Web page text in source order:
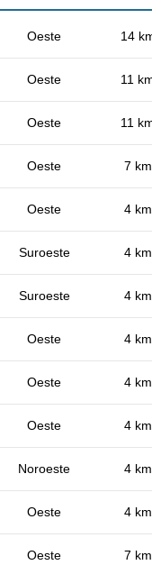
Oeste 14
Oeste 11
Oeste 11
Oeste 7
Oeste 4
Suroeste 4
Suroeste 4
Oeste 4
Oeste 4
Oeste 4
Noroeste 4
Oeste 4
Oeste 7